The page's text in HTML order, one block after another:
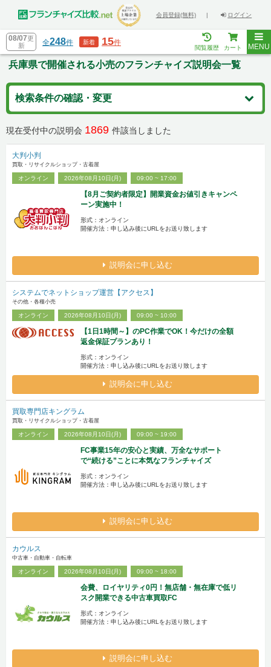
会員登録(無料) | ログイン
08/07更
新
全248件 新着 15件
閲覧履歴 カート MENU
兵庫県で開催される小売のフランチャイズ説明会一覧
検索条件の確認・変更
現在受付中の説明会 1869 件該当しました
大判小判
買取・リサイクルショップ・古着屋
オンライン 2026年08月10日(月) 09:00 ~ 17:00
【8月ご契約者限定】開業資金お値引きキャンペ
ーン実施中！
形式：オンライン
開催方法：申し込み後にURLをお送り致します
説明会に申し込む
システムでネットショップ運営【アクセス】
その他・各種小売
オンライン 2026年08月10日(月) 09:00 ~ 10:00
【1日1時間～】のPC作業でOK！今だけの全額
返金保証プランあり！
形式：オンライン
開催方法：申し込み後にURLをお送り致します
説明会に申し込む
買取専門店キングラム
買取・リサイクルショップ・古着屋
オンライン 2026年08月10日(月) 09:00 ~ 19:00
FC事業15年の安心と実績、万全なサポート
で“続ける”ことに本気なフランチャイズ
形式：オンライン
開催方法：申し込み後にURLをお送り致します
説明会に申し込む
カウルス
中古車・自動車・自転車
オンライン 2026年08月10日(月) 09:00 ~ 18:00
会費、ロイヤリティ0円！無店舗・無在庫で低リ
スク開業できる中古車買取FC
形式：オンライン
開催方法：申し込み後にURLをお送り致します
説明会に申し込む